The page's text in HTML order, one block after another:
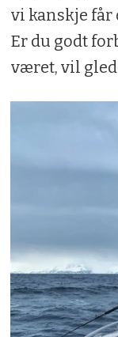
vi kanskje får
Er du godt
været, vil